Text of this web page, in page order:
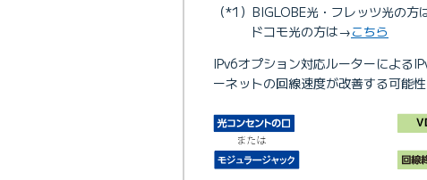
（*1）BIGLOBE光・フレッツ光の方
ドコモ光の方は→こちら
IPv6オプション対応ルーターによる
ーネットの回線速度が改善する可能性